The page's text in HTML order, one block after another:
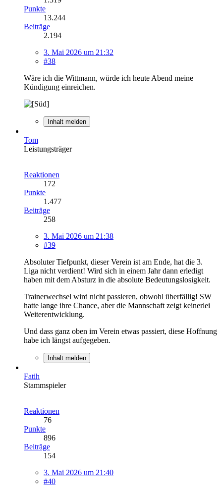
Punkte
13.244
Beiträge
2.194
3. Mai 2026 um 21:32
#38
Wäre ich die Wittmann, würde ich heute Abend meine
Kündigung einreichen.
Inhalt melden
Tom
Leistungsträger
Reaktionen
172
Punkte
1.477
Beiträge
258
3. Mai 2026 um 21:38
#39
Absoluter Tiefpunkt, dieser Verein ist am Ende, hat die 3.
Liga nicht verdient! Wird sich in einem Jahr dann erledigt
haben mit dem Absturz in die absolute Bedeutungslosigkeit.
Trainerwechsel wird nicht passieren, obwohl überfällig! SW
hatte lange ihre Chance, aber die Mannschaft zeigt keinerlei
Weiterentwicklung.
Und dass ganz oben im Verein etwas passiert, diese Hoffnung
habe ich längst aufgegeben.
Inhalt melden
Fatih
Stammspieler
Reaktionen
76
Punkte
896
Beiträge
154
3. Mai 2026 um 21:40
#40